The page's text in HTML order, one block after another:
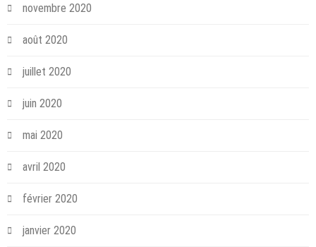
novembre 2020
août 2020
juillet 2020
juin 2020
mai 2020
avril 2020
février 2020
janvier 2020